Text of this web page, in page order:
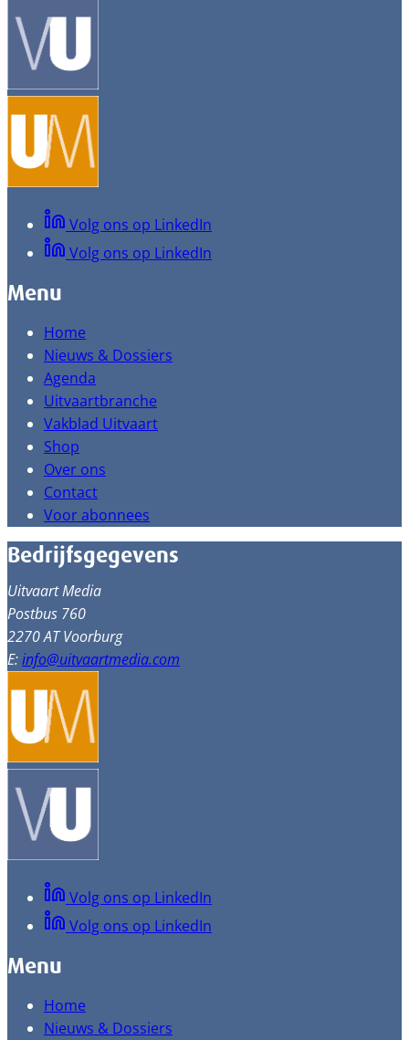
Volg ons op LinkedIn
Volg ons op LinkedIn
Menu
Home
Nieuws & Dossiers
Agenda
Uitvaartbranche
Vakblad Uitvaart
Shop
Over ons
Contact
Voor abonnees
Bedrijfsgegevens
Uitvaart Media
Postbus 760
2270 AT Voorburg
E:info@uitvaartmedia.com
Volg ons op LinkedIn
Volg ons op LinkedIn
Menu
Home
Nieuws & Dossiers